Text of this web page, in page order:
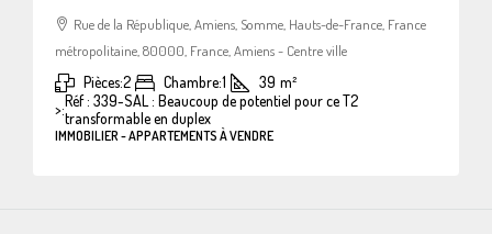
Rue de la République, Amiens, Somme, Hauts-de-France, France
métropolitaine, 80000, France, Amiens - Centre ville
Pièces:2 Chambre:1 39 m²
>:Réf : 339-SAL : Beaucoup de potentiel pour ce T2
transformable en duplex
IMMOBILIER - APPARTEMENTS À VENDRE